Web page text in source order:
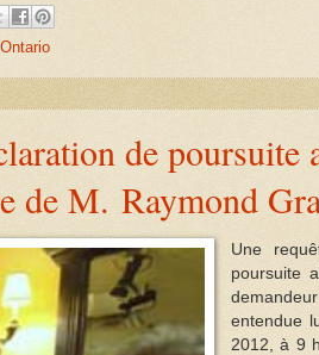
Ontario
de poursuite
de M. Raymond
Une
poursuite
entendue
2012, à 9